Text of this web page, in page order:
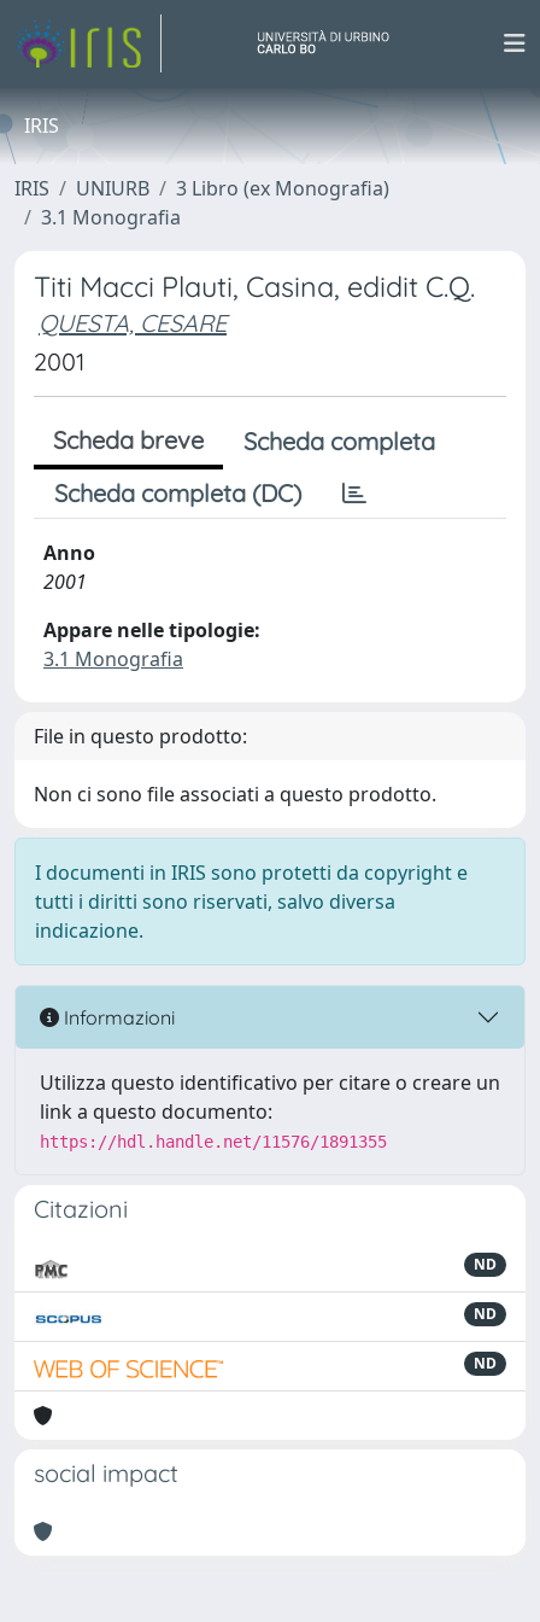
IRIS
IRIS UNIURB
3 Libro (ex Monografia)
3.1 Monografia
Titi Macci Plauti, Casina, edidit C.Q.
QUESTA, CESARE
2001
Scheda breve
Scheda completa
Scheda completa (DC)
Anno
2001
Appare nelle tipologie:
3.1 Monografia
File in questo prodotto:
Non ci sono file associati a questo prodotto.
I documenti in IRIS sono protetti da copyright e
tutti i diritti sono riservati, salvo diversa
indicazione.
Informazioni
Utilizza questo identificativo per citare o creare un
link a questo documento:
https://hdl.handle.net/11576/1891355
Citazioni
ND
ND
ND
social impact